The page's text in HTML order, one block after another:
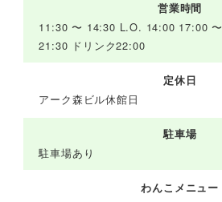
営業時間
11:30 〜 14:30 L.O. 14:00 17:00
21:30 ドリンク22:00
定休日
アーク森ビル休館日
駐車場
駐車場あり
わんこメニュー